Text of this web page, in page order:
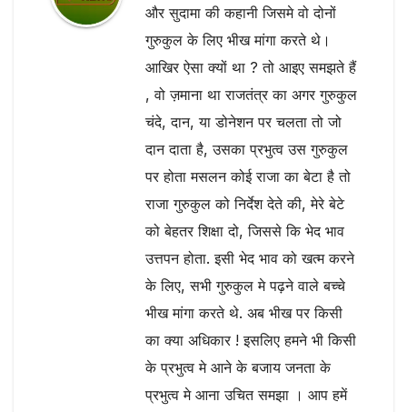
और सुदामा की कहानी जिसमे वो दोनों
गुरुकुल के लिए भीख मांगा करते थे।
आखिर ऐसा क्यों था ? तो आइए समझते हैं
, वो ज़माना था राजतंत्र का अगर गुरुकुल
चंदे, दान, या डोनेशन पर चलता तो जो
दान दाता है, उसका प्रभुत्व उस गुरुकुल
पर होता मसलन कोई राजा का बेटा है तो
राजा गुरुकुल को निर्देश देते की, मेरे बेटे
को बेहतर शिक्षा दो, जिससे कि भेद भाव
उत्तपन होता. इसी भेद भाव को खत्म करने
के लिए, सभी गुरुकुल मे पढ़ने वाले बच्चे
भीख मांगा करते थे. अब भीख पर किसी
का क्या अधिकार ! इसलिए हमने भी किसी
के प्रभुत्व मे आने के बजाय जनता के
प्रभुत्व मे आना उचित समझा । आप हमें